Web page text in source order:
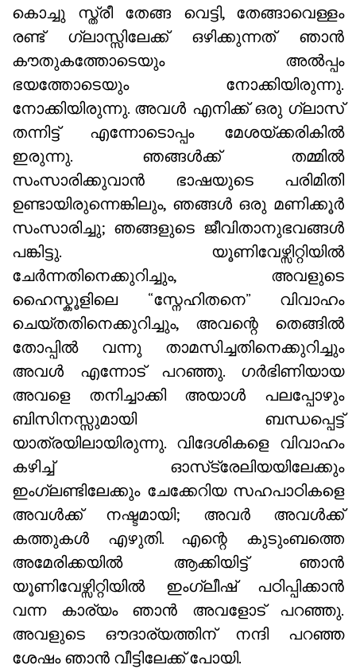
കൊച്ചു സ്ത്രീ തേങ്ങ വെട്ടി, തേങ്ങാവെള്ളം
രണ്ട് ഗ്ലാസ്സിലേക്ക് ഒഴിക്കുന്നത് ഞാൻ
കൗതുകത്തോടെയും അൽപ്പം
ഭയത്തോടെയും നോക്കിയിരുന്നു.
നോക്കിയിരുന്നു. അവൾ എനിക്ക് ഒരു ഗ്ലാസ്
തന്നിട്ട് എന്നോടൊപ്പം മേശയ്ക്കരികിൽ
ഇരുന്നു. ഞങ്ങൾക്ക് തമ്മിൽ
സംസാരിക്കുവാൻ ഭാഷയുടെ പരിമിതി
ഉണ്ടായിരുന്നെങ്കിലും, ഞങ്ങൾ ഒരു മണിക്കൂർ
സംസാരിച്ചു; ഞങ്ങളുടെ ജീവിതാനുഭവങ്ങൾ
പങ്കിട്ടു. യൂണിവേഴ്സിറ്റിയിൽ
ചേർന്നതിനെക്കുറിച്ചും, അവളുടെ
ഹൈസ്കൂളിലെ “സ്നേഹിതനെ” വിവാഹം
ചെയ്തതിനെക്കുറിച്ചും, അവന്റെ തെങ്ങിൽ
തോപ്പിൽ വന്നു താമസിച്ചതിനെക്കുറിച്ചും
അവൾ എന്നോട് പറഞ്ഞു. ഗർഭിണിയായ
അവളെ തനിച്ചാക്കി അയാൾ പലപ്പോഴും
ബിസിനസ്സുമായി ബന്ധപ്പെട്ട്
യാത്രയിലായിരുന്നു. വിദേശികളെ വിവാഹം
കഴിച്ച് ഓസ്‌ട്രേലിയയിലേക്കും
ഇംഗ്ലണ്ടിലേക്കും ചേക്കേറിയ സഹപാഠികളെ
അവൾക്ക് നഷ്ടമായി; അവർ അവൾക്ക്
കത്തുകൾ എഴുതി. എന്റെ കുടുംബത്തെ
അമേരിക്കയിൽ ആക്കിയിട്ട് ഞാൻ
യൂണിവേഴ്സിറ്റിയിൽ ഇംഗ്ലീഷ് പഠിപ്പിക്കാൻ
വന്ന കാര്യം ഞാൻ അവളോട് പറഞ്ഞു.
അവളുടെ ഔദാര്യത്തിന് നന്ദി പറഞ്ഞ
ശേഷം ഞാൻ വീട്ടിലേക്ക് പോയി.